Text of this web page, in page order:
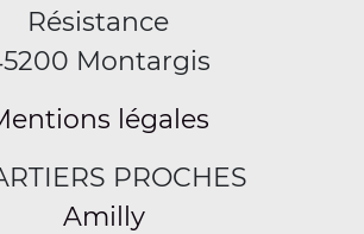
Résistance
Montargis
légales
PROCHES
Amilly